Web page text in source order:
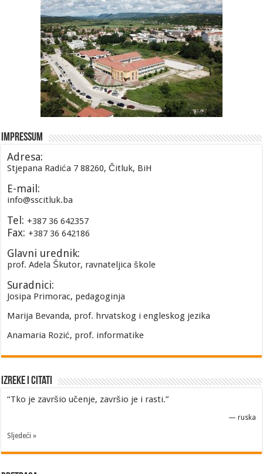
Impressum
Adresa:
Stjepana Radića 7 88260, Čitluk, BiH
E-mail:
info@sscitluk.ba
Tel: +387 36 642357
Fax: +387 36 642186
Glavni urednik:
prof. Adela Škutor, ravnateljica škole
Suradnici:
Josipa Primorac, pedagoginja
Marija Bevanda, prof. hrvatskog i engleskog jezika
Anamaria Rozić, prof. informatike
Izreke i Citati
“Tko je završio učenje, završio je i rasti.”
— ruska
Sljedeći »